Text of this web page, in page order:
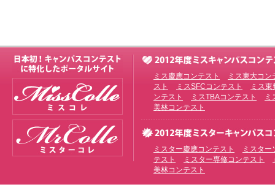
ミス慶應コンテスト
ミス東大コン
スト
ミスSFCコンテスト
ミス
ンテスト
ミスTBAコンテスト
ミ
美林コンテスト
ミスター慶應コンテスト
ミスタ
テスト
ミスター専修コンテスト
美林コンテスト